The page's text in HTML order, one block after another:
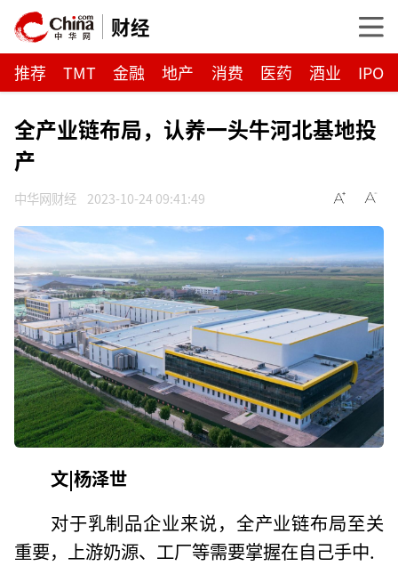
财经
推荐 TMT 金融 地产 消费 医药 酒业 IPO
全产业链布局，认养一头牛河北基地投
产
中华网财经 2023-10-24 09:41:49
文|杨泽世
对于乳制品企业来说，全产业链布局至关
重要，上游奶源、工厂等需要掌握在自己手中.